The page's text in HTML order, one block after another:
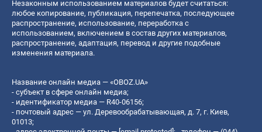
Незаконным использованием материалов будет считаться:
любое копирование, публикация, перепечатка, последующее
распространение, использование, переработка с
использованием, включением в состав других материалов,
распространение, адаптация, перевод и другие подобные
изменения материала.
Название онлайн медиа — «OBOZ.UA»
- субъект в сфере онлайн медиа;
- идентификатор медиа — R40-06156;
- почтовый адрес — ул. Деревообрабатывающая, д. 7, г. Киев,
01013;